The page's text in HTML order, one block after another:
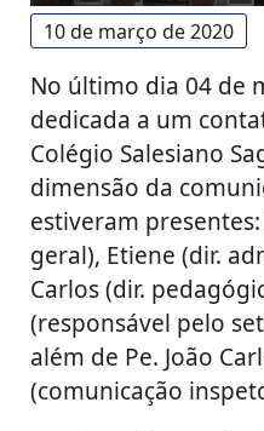
10 de março de 2020
No último dia 04 de
dedicada a um
Colégio Salesiano
dimensão da
estiveram
geral), Etiene (dir.
Carlos (dir.
(responsável pelo
além de Pe. João
(comunicação